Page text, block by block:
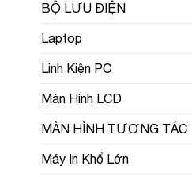
BỘ LƯU ĐIỆN
Laptop
Linh Kiện PC
Màn Hình LCD
MÀN HÌNH TƯƠNG TÁC
Máy In Khổ Lớn